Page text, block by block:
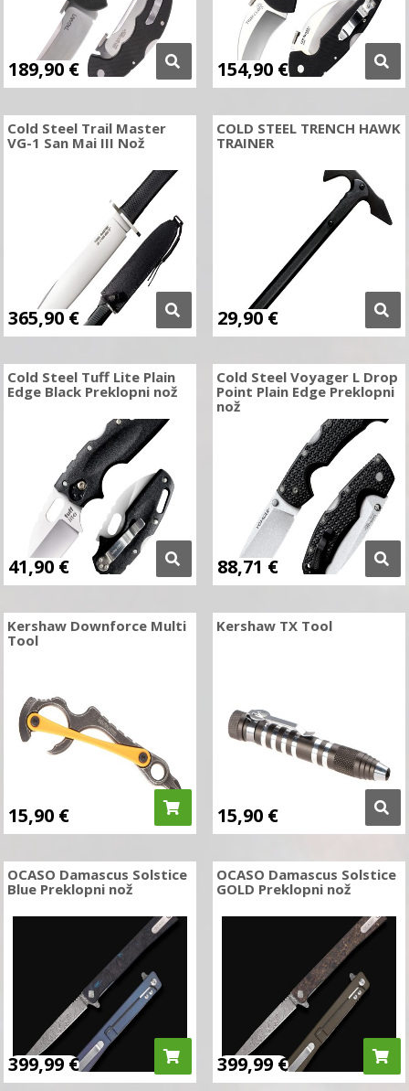
189,90 € 154,90 €
Cold Steel Trail Master
VG-1 San Mai III Nož
365,90 €
COLD STEEL TRENCH HAWK
TRAINER
29,90 €
Cold Steel Tuff Lite Plain
Edge Black Preklopni nož
41,90 €
Cold Steel Voyager L Drop
Point Plain Edge Preklopni
nož
88,71 €
Kershaw Downforce Multi
Tool
15,90 €
Kershaw TX Tool
15,90 €
OCASO Damascus Solstice
Blue Preklopni nož
399,99 €
OCASO Damascus Solstice
GOLD Preklopni nož
399,99 €